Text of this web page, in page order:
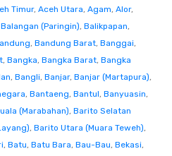
Timur, Aceh Utara, Agam, Alor,
Balangan (Paringin), Balikpapan,
, Bandung Barat, Banggai,
, Bangka, Bangka Barat, Bangka
, Bangli, Banjar, Banjar (Martapura),
, Bantaeng, Bantul, Banyuasin,
(Marabahan), Barito Selatan
, Barito Utara (Muara Teweh),
, Batu, Batu Bara, Bau-Bau, Bekasi,